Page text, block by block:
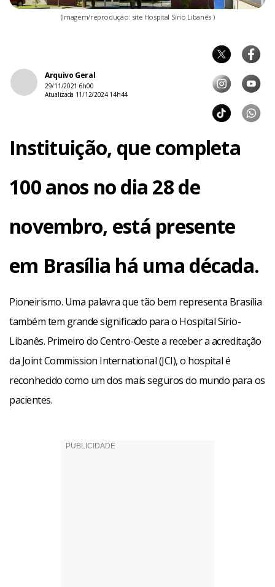
(Imagem/reprodução: site Hospital Sírio Libanês )
Arquivo Geral
29/11/2021 6h00
Atualizada 11/12/2024 14h44
Instituição, que completa
100 anos no dia 28 de
novembro, está presente
em Brasília há uma década.
Pioneirismo. Uma palavra que tão bem representa Brasília
também tem grande significado para o Hospital Sírio-
Libanês. Primeiro do Centro-Oeste a receber a acreditação
da Joint Commission International (JCI), o hospital é
reconhecido como um dos mais seguros do mundo para os
pacientes.